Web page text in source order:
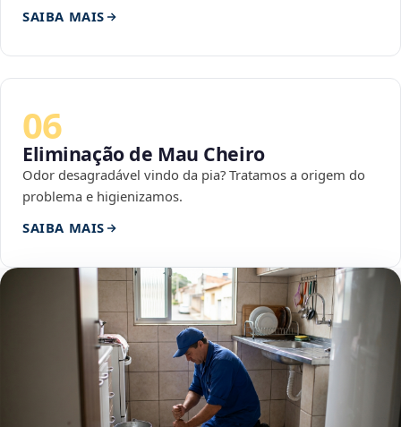
SAIBA MAIS
06
Eliminação de Mau Cheiro
Odor desagradável vindo da pia? Tratamos a origem do
problema e higienizamos.
SAIBA MAIS